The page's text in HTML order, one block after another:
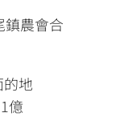
鎮農會合
的地
億